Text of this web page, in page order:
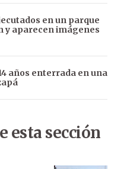
en un parque
y aparecen imágenes
años enterrada en una
esta sección